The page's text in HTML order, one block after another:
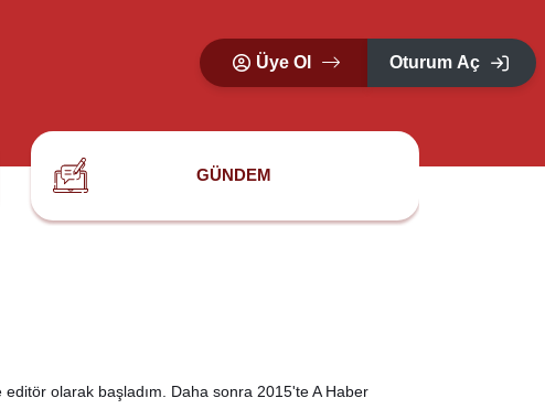
Üye Ol Oturum Aç
GÜNDEM
olarak başladım. Daha sonra 2015'te A Haber